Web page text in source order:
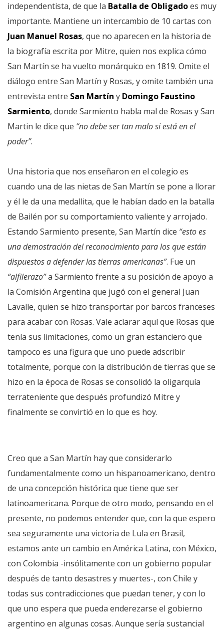
independentista, de que la Batalla de Obligadoes muy
importante. Mantiene un intercambio de 10 cartas con
Juan Manuel Rosas, que no aparecen en la historia de
la biografía escrita por Mitre, quien nos explica cómo
San Martín se ha vuelto monárquico en 1819. Omite el
diálogo entre San Martín y Rosas, y omite también una
entrevista entre San Martín y Domingo Faustino
Sarmiento, donde Sarmiento habla mal de Rosas y San
Martin le dice que “no debe ser tan malo si está en el
poder”.
Una historia que nos enseñaron en el colegio es
cuando una de las nietas de San Martín se pone a llorar
y él le da una medallita, que le habían dado en la batalla
de Bailén por su comportamiento valiente y arrojado.
Estando Sarmiento presente, San Martín dice “esto es
una demostración del reconocimiento para los que están
dispuestos a defender las tierras americanas”. Fue un
“alfilerazo”a Sarmiento frente a su posición de apoyo a
la Comisión Argentina que jugó con el general Juan
Lavalle, quien se hizo transportar por barcos franceses
para acabar con Rosas. Vale aclarar aquí que Rosas que
tenía sus limitaciones, como un gran estanciero que
tampoco es una figura que uno puede adscribir
totalmente, porque con la distribución de tierras que se
hizo en la época de Rosas se consolidó la oligarquía
terrateniente que después profundizó Mitre y
finalmente se convirtió en lo que es hoy.
Creo que a San Martín hay que considerarlo
fundamentalmente como un hispanoamericano, dentro
de una concepción histórica que tiene que ser
latinoamericana. Porque de otro modo, pensando en el
presente, no podemos entender que, con la que espero
sea seguramente una victoria de Lula en Brasil,
estamos ante un cambio en América Latina, con México,
con Colombia -insólitamente con un gobierno popular
después de tanto desastres y muertes-, con Chile y
todas sus contradicciones que puedan tener, y con lo
que uno espera que pueda enderezarse el gobierno
argentino en algunas cosas. Aunque sería sustancial